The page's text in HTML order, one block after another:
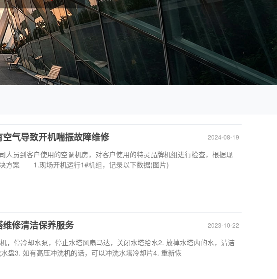
气导致开机喘振故障维修 2024-08-19
到客户使用的空调机房，对客户使用的特灵品牌机组进行检查，根据现
决方案 1.现场开机运行1#机组，记录以下数据(图片)
修清洁保养服务 2023-10-22
，停冷却水泵，停止水塔风扇马达，关闭水塔给水2. 放掉水塔内的水，清洁
盘3. 如有高压冲洗机的话，可以冲洗水塔冷却片4. 重新恢